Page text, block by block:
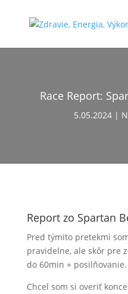
Race Report:
5.05.2024
Report zo Spartan
Pred týmito pretekmi
pravidelne, ale skôr pre
do 60min + posilňovanie.
Chcel som si overiť